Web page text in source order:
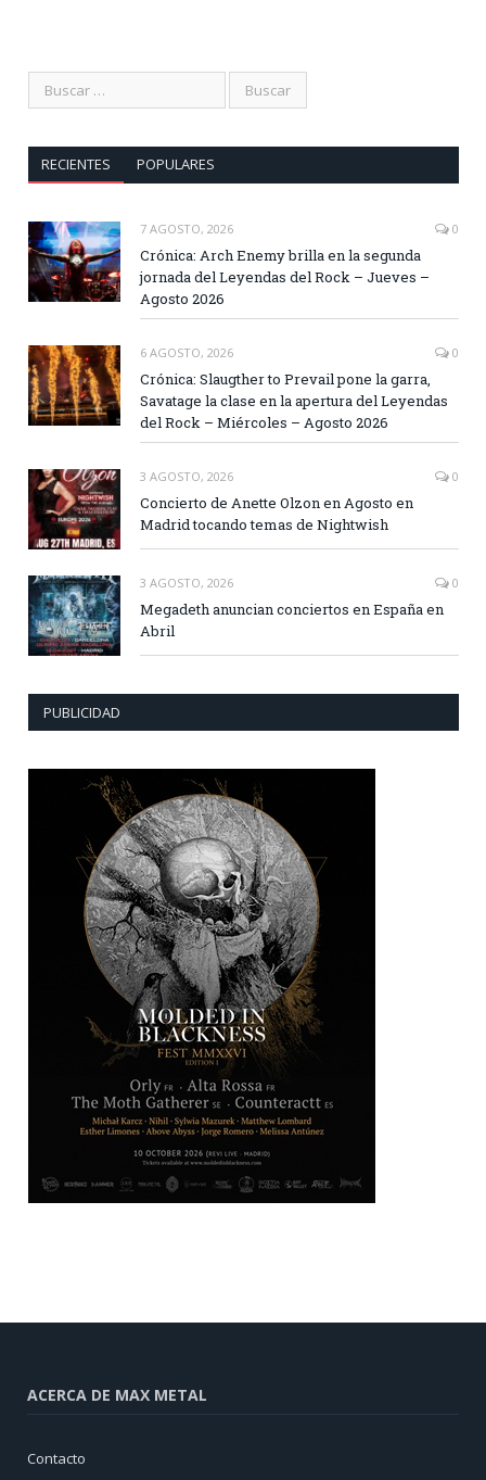
RECIENTES POPULARES
7 AGOSTO, 2026 0
Crónica: Arch Enemy brilla en la segunda
jornada del Leyendas del Rock – Jueves –
Agosto 2026
6 AGOSTO, 2026 0
Crónica: Slaugther to Prevail pone la garra,
Savatage la clase en la apertura del Leyendas
del Rock – Miércoles – Agosto 2026
3 AGOSTO, 2026 0
Concierto de Anette Olzon en Agosto en
Madrid tocando temas de Nightwish
3 AGOSTO, 2026 0
Megadeth anuncian conciertos en España en
Abril
PUBLICIDAD
ACERCA DE MAX METAL
Contacto